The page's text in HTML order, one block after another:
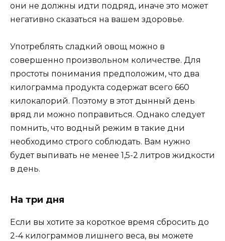
они не должны идти подряд, иначе это может
негативно сказаться на вашем здоровье.
Употреблять сладкий овощ можно в
совершенно произвольном количестве. Для
простоты понимания предположим, что два
килограмма продукта содержат всего 660
килокалорий. Поэтому в этот дынный день
вряд ли можно поправиться. Однако следует
помнить, что водный режим в такие дни
необходимо строго соблюдать. Вам нужно
будет выпивать не менее 1,5-2 литров жидкости
в день.
На три дня
Если вы хотите за короткое время сбросить до
2-4 килограммов лишнего веса, вы можете